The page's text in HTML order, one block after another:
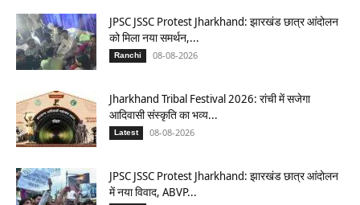
JPSC JSSC Protest Jharkhand: झारखंड छात्र आंदोलन
को मिला नया समर्थन,...
Ranchi 08-08-2026
Jharkhand Tribal Festival 2026: रांची में सजेगा
आदिवासी संस्कृति का भव्य...
Latest 08-08-2026
JPSC JSSC Protest Jharkhand: झारखंड छात्र आंदोलन
में नया विवाद, ABVP...